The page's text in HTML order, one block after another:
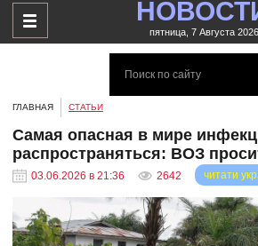
пятница, 7 Августа
ГЛАВНАЯ СТАТЬИ
Самая опасная в мире
распространяться: ВОЗ
03.06.2026 в 21:36 2642 читати